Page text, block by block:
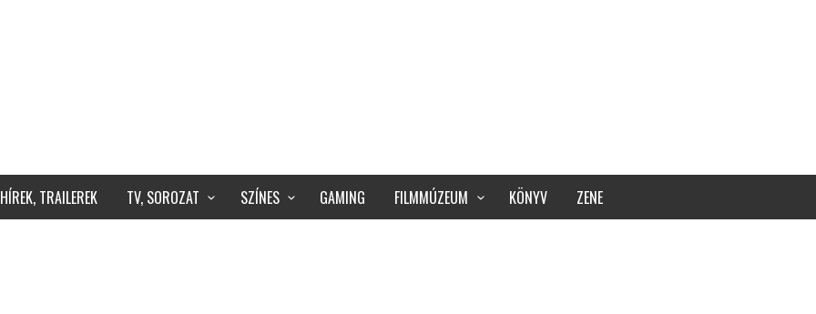
HÍREK, TRAILEREK TV, SOROZAT SZÍNES GAMING FILMMÚZEUM KÖNYV ZENE